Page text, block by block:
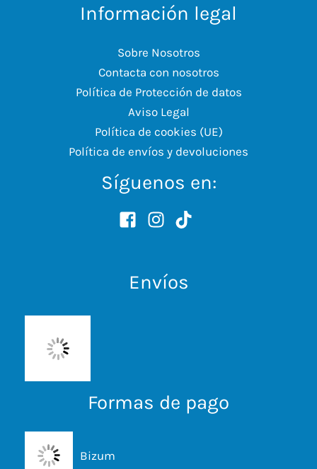
Información legal
Sobre Nosotros
Contacta con nosotros
Política de Protección de datos
Aviso Legal
Política de cookies (UE)
Política de envíos y devoluciones
Síguenos en:
Envíos
Formas de pago
Bizum